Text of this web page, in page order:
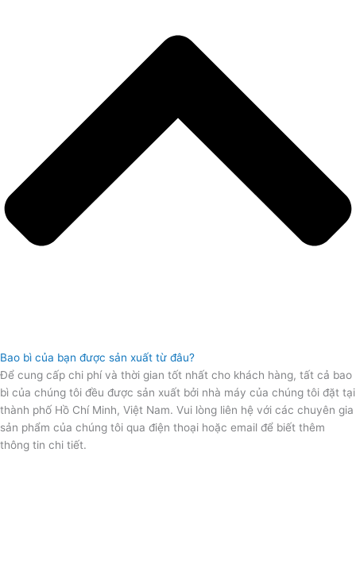
Bao bì của bạn được sản xuất từ ​​đâu?
Để cung cấp chi phí và thời gian tốt nhất cho khách hàng, tất cả bao
bì của chúng tôi đều được sản xuất bởi nhà máy của chúng tôi đặt tại
thành phố Hồ Chí Minh, Việt Nam. Vui lòng liên hệ với các chuyên gia
sản phẩm của chúng tôi qua điện thoại hoặc email để biết thêm
thông tin chi tiết.